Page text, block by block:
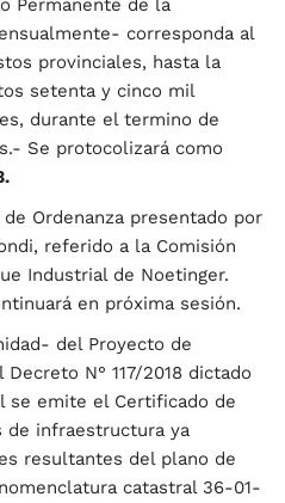
Permanente de la
corresponda al
provinciales, hasta la
setenta y cinco mil
durante el termino de
Se protocolizará como
Ordenanza presentado por
referido a la Comisión
Industrial de Noetinger.
en próxima sesión.
del Proyecto de
N° 117/2018 dictado
se emite el Certificado de
de infraestructura ya
resultantes del plano de
catastral 36-01-